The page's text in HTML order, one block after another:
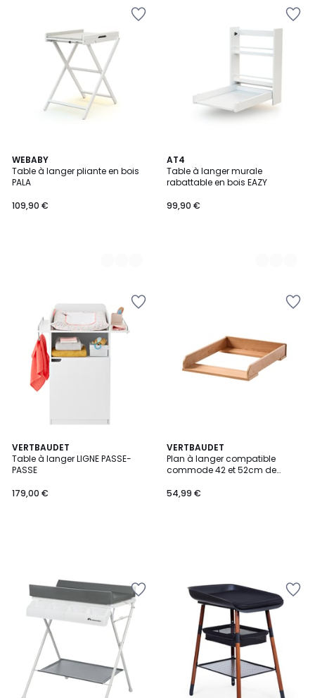
WEBABY
Table à langer pliante en bois
PALA
109,90 €
2
Couleurs
AT4
Table à langer murale
rabattable en bois EAZY
99,90 €
2
Couleurs
VERTBAUDET
Table à langer LIGNE PASSE-
PASSE
179,00 €
VERTBAUDET
Plan à langer compatible
commode 42 et 52cm de
54,99 €